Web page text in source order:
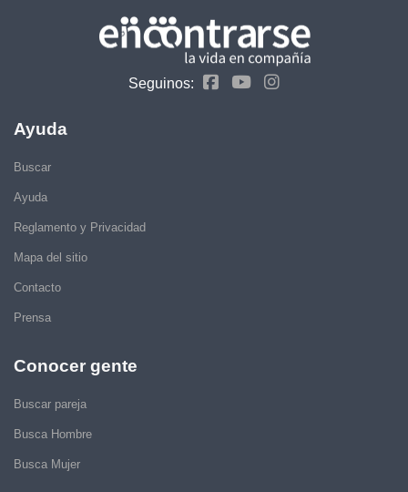
Seguinos:
Ayuda
Buscar
Ayuda
Reglamento y Privacidad
Mapa del sitio
Contacto
Prensa
Conocer gente
Buscar pareja
Busca Hombre
Busca Mujer